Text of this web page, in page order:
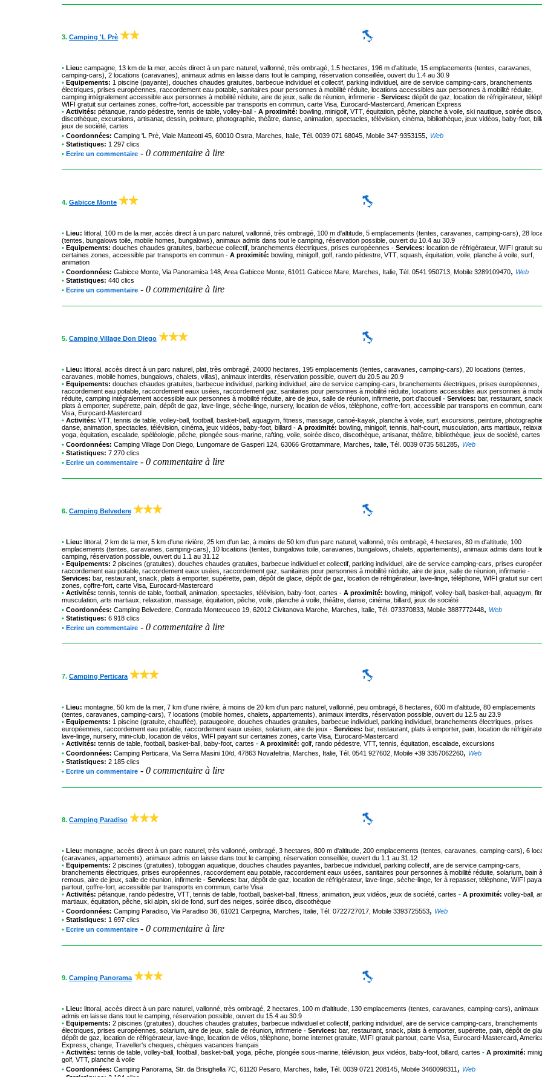
3. Camping 'L Prè
• Lieu: campagne, 13 km de la mer, accès direct à un parc naturel, vallonné, très ombragé, 1.5 hectares, 196 m d'altitude, 15 emplacements (tentes, caravanes,
camping-cars), 2 locations (caravanes), animaux admis en laisse dans tout le camping, réservation conseillée, ouvert du 1.4 au 30.9
• Equipements: 1 piscine (payante), douches chaudes gratuites, barbecue individuel et collectif, parking individuel, aire de service camping-cars, branchements
électriques, prises européennes, raccordement eau potable, sanitaires pour personnes à mobilité réduite, locations accessibles aux personnes à mobilité réduite,
camping intégralement accessible aux personnes à mobilité réduite, aire de jeux, salle de réunion, infirmerie - Services: dépôt de gaz, location de réfrigérateur,
WIFI gratuit sur certaines zones, coffre-fort, accessible par transports en commun, carte Visa, Eurocard-Mastercard, American Express
• Activités: pétanque, rando pédestre, tennis de table, volley-ball - A proximité: bowling, minigolf, VTT, équitation, pêche, planche à voile, ski nautique, soirée disco,
discothèque, excursions, artisanat, dessin, peinture, photographie, théâtre, danse, animation, spectacles, télévision, cinéma, bibliothèque, jeux vidéos, baby-foot,
jeux de société, cartes
• Coordonnées: Camping 'L Prè , Viale Matteotti 45, 60010 Ostra, Marches, Italie, Tél. 0039 071 68045, Mobile 347-9353155, Web
• Statistiques: 1 297 clics
• Ecrire un commentaire - 0 commentaire à lire
4. Gabicce Monte
• Lieu: littoral, 100 m de la mer, accès direct à un parc naturel, vallonné, très ombragé, 100 m d'altitude, 5 emplacements (tentes, caravanes, camping-cars), 28
(tentes, bungalows toile, mobile homes, bungalows), animaux admis dans tout le camping, réservation possible, ouvert du 10.4 au 30.9
• Equipements: douches chaudes gratuites, barbecue collectif, branchements électriques, prises européennes - Services: location de réfrigérateur, WIFI gratuit
certaines zones, accessible par transports en commun - A proximité: bowling, minigolf, golf, rando pédestre, VTT, squash, équitation, voile, planche à voile, surf,
animation
• Coordonnées: Gabicce Monte , Via Panoramica 148, Area Gabicce Monte, 61011 Gabicce Mare, Marches, Italie, Tél. 0541 950713, Mobile 3289109470, Web
• Statistiques: 440 clics
• Ecrire un commentaire - 0 commentaire à lire
5. Camping Village Don Diego
• Lieu: littoral, accès direct à un parc naturel, plat, très ombragé, 24000 hectares, 195 emplacements (tentes, caravanes, camping-cars), 20 locations (tentes,
caravanes, mobile homes, bungalows, chalets, villas), animaux interdits, réservation possible, ouvert du 20.5 au 20.9
• Equipements: douches chaudes gratuites, barbecue individuel, parking individuel, aire de service camping-cars, branchements électriques, prises européennes,
raccordement eau potable, raccordement eaux usées, raccordement gaz, sanitaires pour personnes à mobilité réduite, locations accessibles aux personnes à
réduite, camping intégralement accessible aux personnes à mobilité réduite, aire de jeux, salle de réunion, infirmerie, port d'accueil - Services: bar, restaurant, snack,
plats à emporter, supérette, pain, dépôt de gaz, lave-linge, sèche-linge, nursery, location de vélos, téléphone, coffre-fort, accessible par transports en commun,
Visa, Eurocard-Mastercard
• Activités: VTT, tennis de table, volley-ball, football, basket-ball, aquagym, fitness, massage, canoé-kayak, planche à voile, surf, excursions, peinture,
danse, animation, spectacles, télévision, cinéma, jeux vidéos, baby-foot, billard - A proximité: bowling, minigolf, tennis, half-court, musculation, arts martiaux,
yoga, équitation, escalade, spéléologie, pêche, plongée sous-marine, rafting, voile, soirée disco, discothèque, artisanat, théâtre, bibliothèque, jeux de société, cartes
• Coordonnées: Camping Village Don Diego , Lungomare de Gasperi 124, 63066 Grottammare, Marches, Italie, Tél. 0039 0735 581285, Web
• Statistiques: 7 270 clics
• Ecrire un commentaire - 0 commentaire à lire
6. Camping Belvedere
• Lieu: littoral, 2 km de la mer, 5 km d'une rivière, 25 km d'un lac, à moins de 50 km d'un parc naturel, vallonné, très ombragé, 4 hectares, 80 m d'altitude, 100
emplacements (tentes, caravanes, camping-cars), 10 locations (tentes, bungalows toile, caravanes, bungalows, chalets, appartements), animaux admis dans tout
camping, réservation possible, ouvert du 1.1 au 31.12
• Equipements: 2 piscines (gratuites), douches chaudes gratuites, barbecue individuel et collectif, parking individuel, aire de service camping-cars, prises
raccordement eau potable, raccordement eaux usées, raccordement gaz, sanitaires pour personnes à mobilité réduite, aire de jeux, salle de réunion, infirmerie -
Services: bar, restaurant, snack, plats à emporter, supérette, pain, dépôt de glace, dépôt de gaz, location de réfrigérateur, lave-linge, téléphone, WIFI gratuit sur
zones, coffre-fort, carte Visa, Eurocard-Mastercard
• Activités: tennis, tennis de table, football, animation, spectacles, télévision, baby-foot, cartes - A proximité: bowling, minigolf, volley-ball, basket-ball, aquagym,
musculation, arts martiaux, relaxation, massage, équitation, pêche, voile, planche à voile, théâtre, danse, cinéma, billard, jeux de société
• Coordonnées: Camping Belvedere , Contrada Montecucco 19, 62012 Civitanova Marche, Marches, Italie, Tél. 073370833, Mobile 3887772448, Web
• Statistiques: 6 918 clics
• Ecrire un commentaire - 0 commentaire à lire
7. Camping Perticara
• Lieu: montagne, 50 km de la mer, 7 km d'une rivière, à moins de 20 km d'un parc naturel, vallonné, peu ombragé, 8 hectares, 600 m d'altitude, 80 emplacements
(tentes, caravanes, camping-cars), 7 locations (mobile homes, chalets, appartements), animaux interdits, réservation possible, ouvert du 12.5 au 23.9
• Equipements: 1 piscine (gratuite, chauffée), pataugeoire, douches chaudes gratuites, barbecue individuel, parking individuel, branchements électriques, prises
européennes, raccordement eau potable, raccordement eaux usées, solarium, aire de jeux - Services: bar, restaurant, plats à emporter, pain, location de
lave-linge, nursery, mini-club, location de vélos, WIFI payant sur certaines zones, carte Visa, Eurocard-Mastercard
• Activités: tennis de table, football, basket-ball, baby-foot, cartes - A proximité: golf, rando pédestre, VTT, tennis, équitation, escalade, excursions
• Coordonnées: Camping Perticara , Via Serra Masini 10/d, 47863 Novafeltria, Marches, Italie, Tél. 0541 927602, Mobile +39 3357062260, Web
• Statistiques: 2 185 clics
• Ecrire un commentaire - 0 commentaire à lire
8. Camping Paradiso
• Lieu: montagne, accès direct à un parc naturel, très vallonné, ombragé, 3 hectares, 800 m d'altitude, 200 emplacements (tentes, caravanes, camping-cars), 6
(caravanes, appartements), animaux admis en laisse dans tout le camping, réservation conseillée, ouvert du 1.1 au 31.12
• Equipements: 2 piscines (gratuites), toboggan aquatique, douches chaudes payantes, barbecue individuel, parking collectif, aire de service camping-cars,
branchements électriques, prises européennes, raccordement eau potable, raccordement eaux usées, sanitaires pour personnes à mobilité réduite, solarium, bain à
remous, aire de jeux, salle de réunion, infirmerie - Services: bar, dépôt de gaz, location de réfrigérateur, lave-linge, sèche-linge, fer à repasser, téléphone, WIFI
partout, coffre-fort, accessible par transports en commun, carte Visa
• Activités: pétanque, rando pédestre, VTT, tennis de table, football, basket-ball, fitness, animation, jeux vidéos, jeux de société, cartes - A proximité: volley-ball,
martiaux, équitation, pêche, ski alpin, ski de fond, surf des neiges, soirée disco, discothèque
• Coordonnées: Camping Paradiso , Via Paradiso 36, 61021 Carpegna, Marches, Italie, Tél. 0722727017, Mobile 3393725553, Web
• Statistiques: 1 697 clics
• Ecrire un commentaire - 0 commentaire à lire
9. Camping Panorama
• Lieu: littoral, accès direct à un parc naturel, vallonné, très ombragé, 2 hectares, 100 m d'altitude, 130 emplacements (tentes, caravanes, camping-cars), animaux
admis en laisse dans tout le camping, réservation possible, ouvert du 15.4 au 30.9
• Equipements: 2 piscines (gratuites), douches chaudes gratuites, barbecue individuel et collectif, parking individuel, aire de service camping-cars, branchements
électriques, prises européennes, solarium, aire de jeux, salle de réunion, infirmerie - Services: bar, restaurant, snack, plats à emporter, supérette, pain, dépôt de
dépôt de gaz, location de réfrigérateur, lave-linge, location de vélos, téléphone, borne internet gratuite, WIFI gratuit partout, carte Visa, Eurocard-Mastercard,
Express, change, Traveller's cheques, chèques vacances français
• Activités: tennis de table, volley-ball, football, basket-ball, yoga, pêche, plongée sous-marine, télévision, jeux vidéos, baby-foot, billard, cartes - A proximité:
golf, VTT, planche à voile
• Coordonnées: Camping Panorama , Str. da Brisighella 7C, 61120 Pesaro, Marches, Italie, Tél. 0039 0721 208145, Mobile 3460098311 , Web